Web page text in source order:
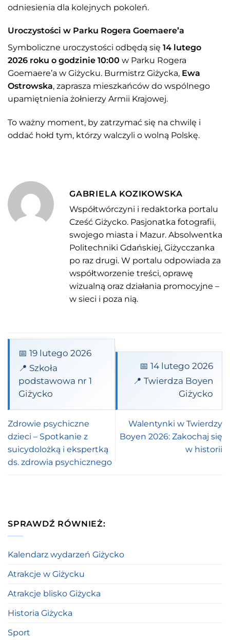
odniesienia dla kolejnych pokoleń.
Uroczystości w Parku Rogera Goemaere’a
Symboliczne uroczystości odbędą się 14 lutego
2026 roku o godzinie 10:00 w Parku Rogera
Goemaere’a w Giżycku. Burmistrz Giżycka, Ewa
Ostrowska, zaprasza mieszkańców do wspólnego
upamiętnienia żołnierzy Armii Krajowej.
To ważny moment, by zatrzymać się na chwilę i
oddać hołd tym, którzy walczyli o wolną Polskę.
GABRIELA KOZIKOWSKA
Współtwórczyni i redaktorka portalu
Cześć Giżycko. Pasjonatka fotografii,
swojego miasta i Mazur. Absolwentka
Politechniki Gdańskiej, Giżycczanka
po raz drugi. W portalu odpowiada za
współtworzenie treści, oprawę
wizualną oraz działania promocyjne –
w sieci i poza nią.
📅 19 lutego 2026
📍 Szkoła
podstawowa nr 1
Giżycko
Zdrowie psychiczne
dzieci – Spotkanie z
suicydolożką i ekspertką
ds. zdrowia psychicznego
📅 14 lutego 2026
📍 Twierdza Boyen
Giżycko
Walentynki w Twierdzy
Boyen 2026: Zakochaj się
w historii
SPRAWDŹ RÓWNIEŻ:
Kalendarz wydarzeń Giżycko
Atrakcje w Giżycku
Atrakcje blisko Giżycka
Historia Giżycka
Sport